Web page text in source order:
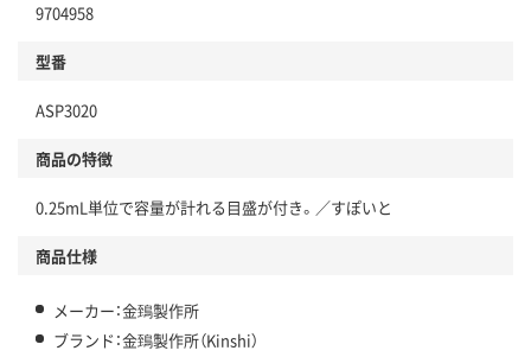
9704958
型番
ASP3020
商品の特徴
0.25mL単位で容量が計れる目盛が付き。／すぽいと
商品仕様
メーカー：金鵄製作所
ブランド：金鵄製作所（Kinshi）